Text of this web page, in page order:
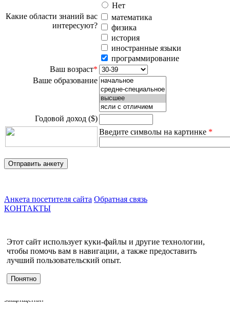
Нет
Какие области знаний вас
интересуют?
математика
физика
история
иностранные языки
программирование
Ваш возраст*
Ваше образование
Годовой доход ($)
Введите символы на картинке *
Анкета посетителя сайта Обратная связь
КОНТАКТЫ
События
Клиенты
МЕРОПРИЯТИЯ
Инвестору
защищены.
Этот сайт использует куки-файлы и другие технологии,
чтобы помочь вам в навигации, а также предоставить
лучший пользовательский опыт.
Понятно